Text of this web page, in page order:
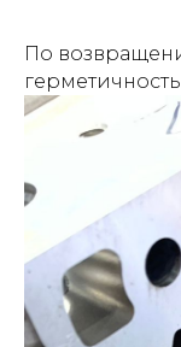
По